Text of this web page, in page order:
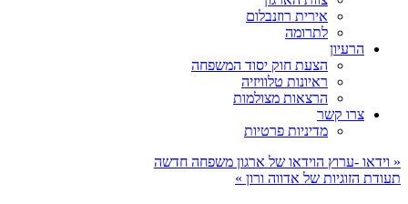
אירית רוזנבלום
לתרומה
הרעיון
הצעת חוק יסוד המשפחה
ראיונות טלוויזיה
הרצאות מצולמות
צרו קשר
מדיניות פרטיות
« וידאו -ערוץ הוידאו של ארגון משפחה חדשה
תעודת הזוגיות של אדווה ורון »